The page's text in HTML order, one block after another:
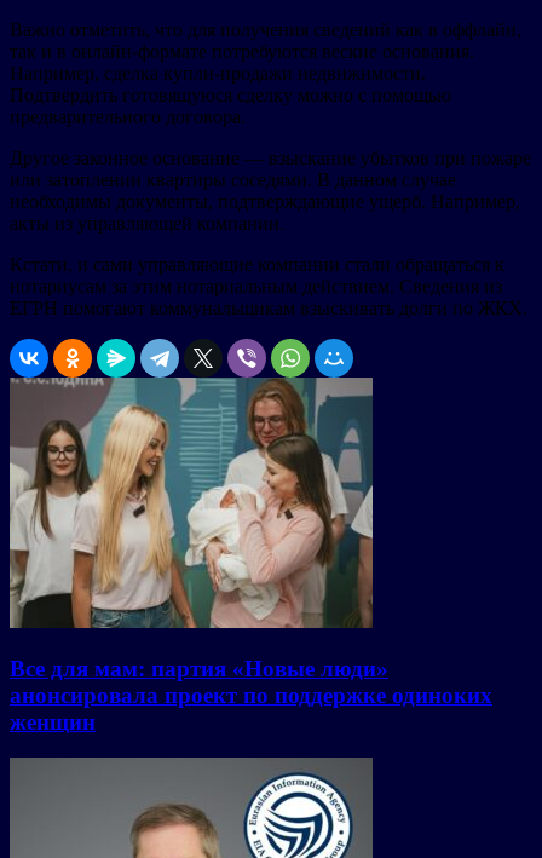
Важно отметить, что для получения сведений как в оффлайн,
так и в онлайн-формате потребуются веские основания.
Например, сделка купли-продажи недвижимости.
Подтвердить готовящуюся сделку можно с помощью
предварительного договора.
Другое законное основание — взыскание убытков при пожаре
или затоплении квартиры соседями. В данном случае
необходимы документы, подтверждающие ущерб. Например,
акты из управляющей компании.
Кстати, и сами управляющие компании стали обращаться к
нотариусам за этим нотариальным действием. Сведения из
ЕГРН помогают коммунальщикам взыскивать долги по ЖКХ.
Все для мам: партия «Новые люди»
анонсировала проект по поддержке одиноких
женщин